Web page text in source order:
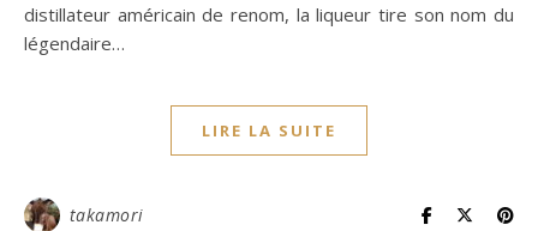
distillateur américain de renom, la liqueur tire son nom du
légendaire…
LIRE LA SUITE
takamori